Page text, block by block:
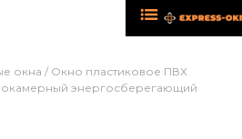
окна / Окно пластиковое ПВХ
энергосберегающий